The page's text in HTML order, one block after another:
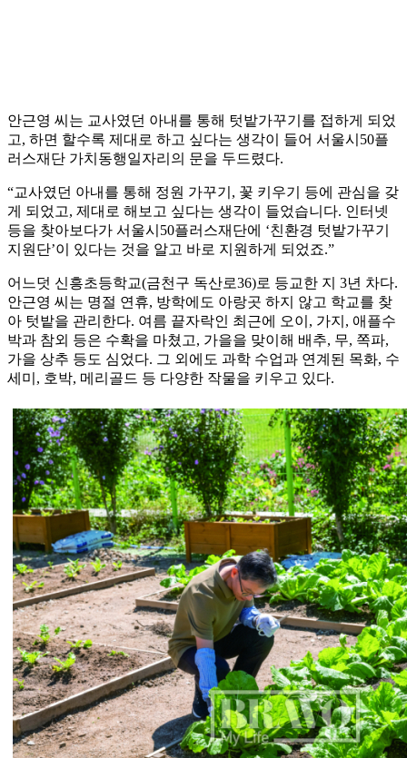
안근영 씨는 교사였던 아내를 통해 텃밭가꾸기를 접하게 되었
고, 하면 할수록 제대로 하고 싶다는 생각이 들어 서울시50플
러스재단 가치동행일자리의 문을 두드렸다.
“교사였던 아내를 통해 정원 가꾸기, 꽃 키우기 등에 관심을 갖
게 되었고, 제대로 해보고 싶다는 생각이 들었습니다. 인터넷
등을 찾아보다가 서울시50플러스재단에 ‘친환경 텃밭가꾸기
지원단’이 있다는 것을 알고 바로 지원하게 되었죠.”
어느덧 신흥초등학교(금천구 독산로36)로 등교한 지 3년 차다.
안근영 씨는 명절 연휴, 방학에도 아랑곳 하지 않고 학교를 찾
아 텃밭을 관리한다. 여름 끝자락인 최근에 오이, 가지, 애플수
박과 참외 등은 수확을 마쳤고, 가을을 맞이해 배추, 무, 쪽파,
가을 상추 등도 심었다. 그 외에도 과학 수업과 연계된 목화, 수
세미, 호박, 메리골드 등 다양한 작물을 키우고 있다.